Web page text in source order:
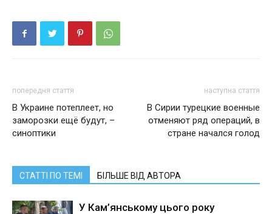
попередня стаття
В Украине потеплеет, но
заморозки ещё будут, –
синоптики
наступна стаття
В Сирии турецкие военные
отменяют ряд операций, в
стране начался голод
СТАТТІ ПО ТЕМІ БІЛЬШЕ ВІД АВТОРА
У Кам’янському цього року